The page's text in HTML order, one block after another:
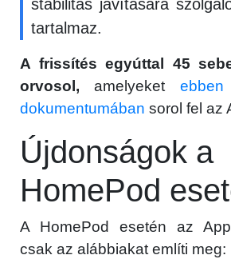
stabilitás javítására
tartalmaz.
A frissítés egyúttal 45
orvosol, amelyeket
dokumentumában sorol fel az
Újdonságok a
HomePod
A HomePod esetén az
csak az alábbiakat említi meg: